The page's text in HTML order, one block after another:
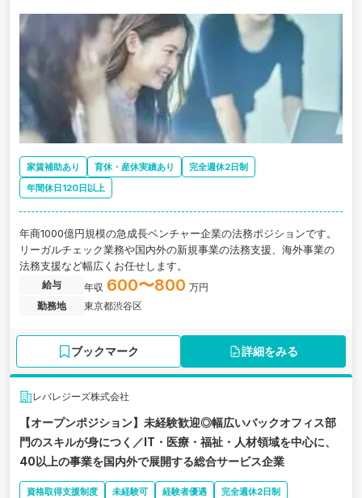
家賃補助あり 育休・産休実績あり
完全週休2日制
年間休日120日以上
年商1000億円規模の急成長ベンチャー企業の法務ポジションです。
リーガルチェック業務や国内外の新規事業の法務支援、海外事業の
法務支援など幅広くお任せします。
給与 年収 600〜800 万円
勤務地
東京都渋谷区
ブックマーク 詳細をみる
レバレジーズ株式会社
【オープンポジション】未経験歓迎◎幅広いバックオフィス部
門のスキルが身につく／IT・医療・福祉・人材領域を中心に、
40以上の事業を国内外で展開する総合サービス企業
資格取得支援制度 未経験可 経験者優遇
完全週休2日制